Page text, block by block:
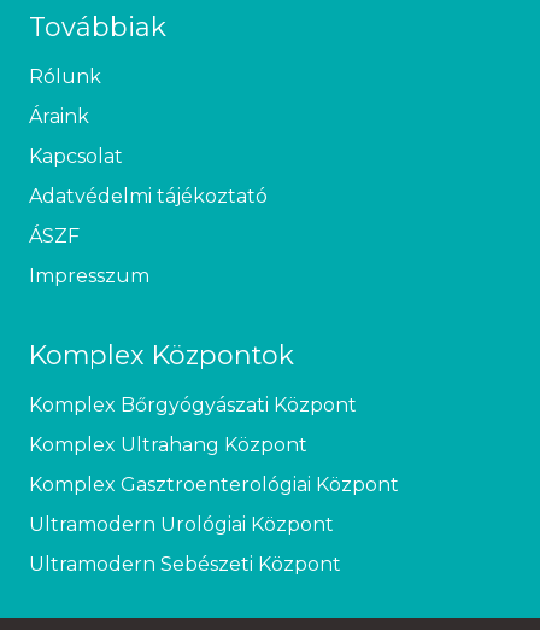
Továbbiak
Rólunk
Áraink
Kapcsolat
Adatvédelmi tájékoztató
ÁSZF
Impresszum
Komplex Központok
Komplex Bőrgyógyászati Központ
Komplex Ultrahang Központ
Komplex Gasztroenterológiai Központ
Ultramodern Urológiai Központ
Ultramodern Sebészeti Központ